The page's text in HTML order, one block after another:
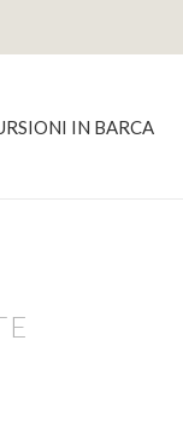
IN BARCA